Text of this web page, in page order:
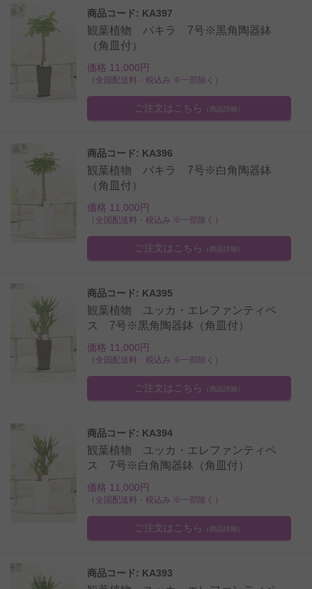
商品コード: KA397
観葉植物 パキラ 7号※黒角陶器鉢
（角皿付）
価格 11,000円
（全国配送料・税込み ※一部除く）
ご注文はこちら （商品詳細）
商品コード: KA396
観葉植物 パキラ 7号※白角陶器鉢
（角皿付）
価格 11,000円
（全国配送料・税込み ※一部除く）
ご注文はこちら （商品詳細）
商品コード: KA395
観葉植物 ユッカ・エレファンティペ
ス 7号※黒角陶器鉢（角皿付）
価格 11,000円
（全国配送料・税込み ※一部除く）
ご注文はこちら （商品詳細）
商品コード: KA394
観葉植物 ユッカ・エレファンティペ
ス 7号※白角陶器鉢（角皿付）
価格 11,000円
（全国配送料・税込み ※一部除く）
ご注文はこちら （商品詳細）
商品コード: KA393